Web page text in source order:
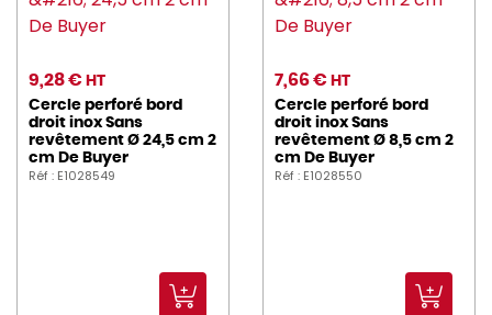
9,28 € HT
Cercle perforé bord
droit inox Sans
revêtement Ø 24,5 cm 2
cm De Buyer
Réf : E1028549
7,66 € HT
Cercle perforé bord
droit inox Sans
revêtement Ø 8,5 cm 2
cm De Buyer
Réf : E1028550